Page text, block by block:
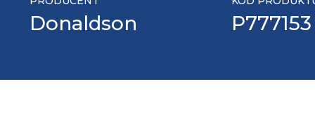
Donaldson P777153